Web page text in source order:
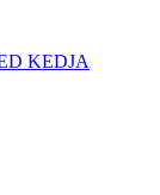
KEDJA